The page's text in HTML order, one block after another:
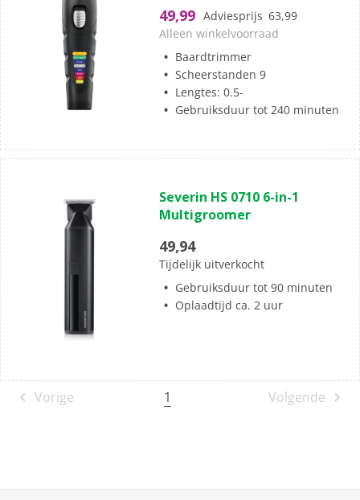
sterren.
49,99 Adviesprijs 63,99
Alleen winkelvoorraad
Baardtrimmer
Scheerstanden 9
Lengtes: 0.5-
Gebruiksduur tot 240 minuten
van
de
sterren.
Severin HS 0710 6-in-1
Multigroomer
49,94
Tijdelijk uitverkocht
Gebruiksduur tot 90 minuten
Oplaadtijd ca. 2 uur
Vorige 1 Volgende